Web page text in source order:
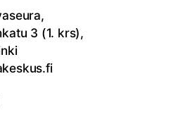
3 (1. krs),